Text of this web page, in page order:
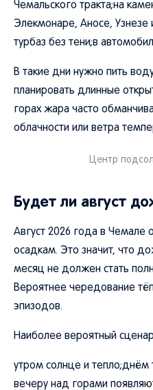
Чемальского тракта;на
Элекмонаре, Аносе, Узнезе
турбаз без тени;в
В такие дни нужно пить
планировать длинные
горах жара часто
облачности или ветра
Центр
Будет ли август
Август 2026 года в Чемале
осадкам. Это значит, что
месяц не должен стать
Вероятнее чередование
эпизодов.
Наиболее вероятный
утром солнце и тепло;днём
вечеру над горами